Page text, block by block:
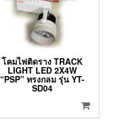
โคมไฟติดราง TRACK
LIGHT LED 2X4W
“PSP” ทรงกลม รุ่น YT-
SD04